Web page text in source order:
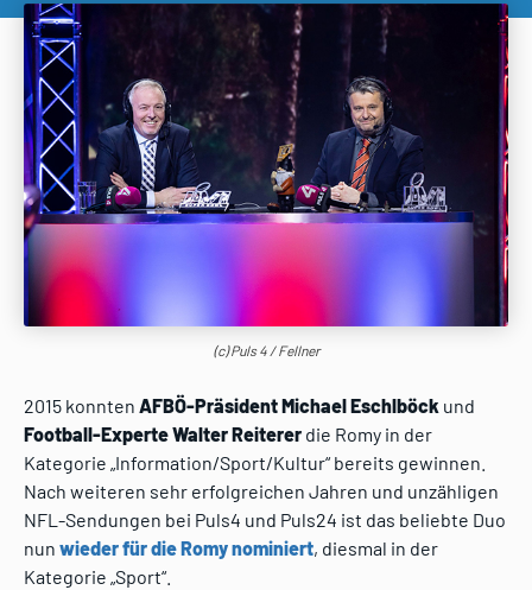
(c) Puls 4 / Fellner
2015 konnten AFBÖ-Präsident Michael Eschlböck und
Football-Experte Walter Reiterer die Romy in der
Kategorie „Information/Sport/Kultur“ bereits gewinnen.
Nach weiteren sehr erfolgreichen Jahren und unzähligen
NFL-Sendungen bei Puls4 und Puls24 ist das beliebte Duo
nun wieder für die Romy nominiert, diesmal in der
Kategorie „Sport“.